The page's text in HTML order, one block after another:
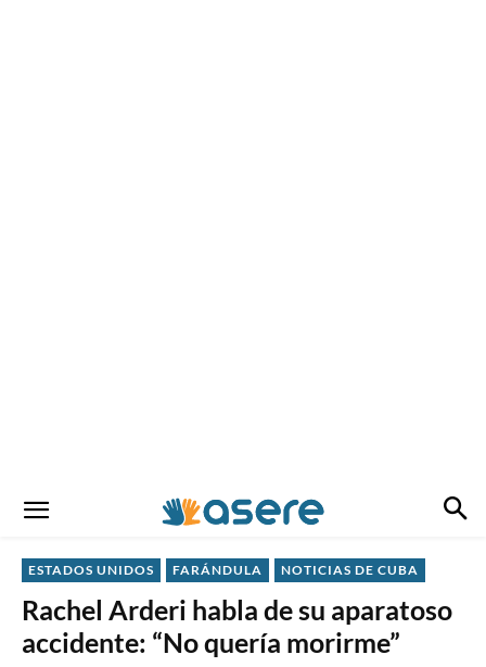
ESTADOS UNIDOS FARÁNDULA NOTICIAS DE CUBA
Rachel Arderi habla de su aparatoso
accidente: “No quería morirme”